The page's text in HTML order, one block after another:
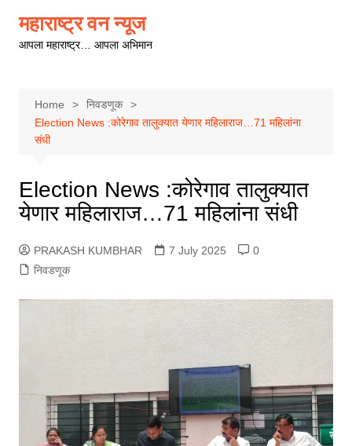
content
महाराष्ट्र वन न्यूज
आपला महाराष्ट्र… आपला अभिमान
Home
निवडणूक
Election News :कोरेगाव तालुक्यात येणार महिलाराज…71 महिलांना
संधी
Election News :कोरेगाव तालुक्यात
येणार महिलाराज…71 महिलांना संधी
PRAKASH KUMBHAR 7 July 2025
0
निवडणूक